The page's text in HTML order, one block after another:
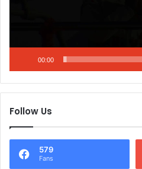
00:00
Follow Us
579
Fans